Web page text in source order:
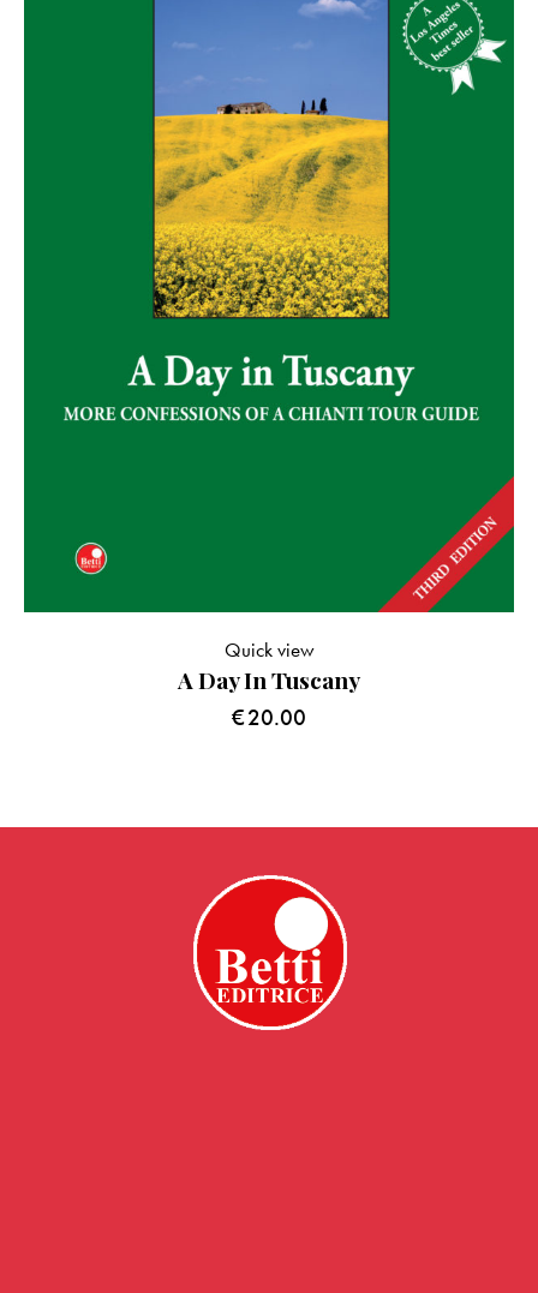
A Day In Tuscany
€20.00
Quick view